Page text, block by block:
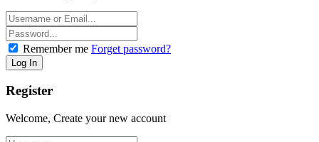
Remember me Forget password?
Register
Welcome, Create your new account